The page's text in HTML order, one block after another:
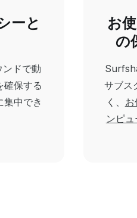
ーと
ドで動
確保する
集中でき
お
の
サブス
く、
ンピ